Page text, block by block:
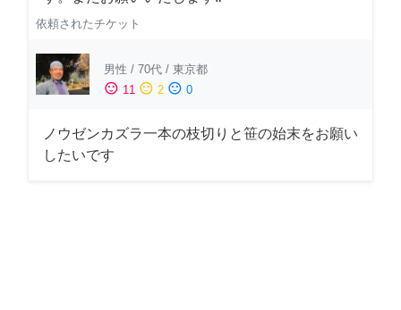
依頼されたチケット
男性 / 70代 / 東京都
sentiment_satisfied 11 sentiment_neutral 2 sentiment_dissatisfied 0
ノウゼンカズラ一本の枝切りと笹の始末をお願い
したいです